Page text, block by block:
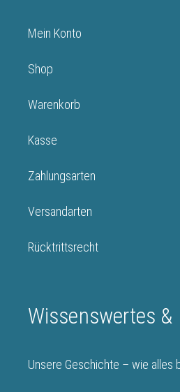
Mein Konto
Shop
Warenkorb
Kasse
Zahlungsarten
Versandarten
Rücktrittsrecht
Wissenswertes &
Unsere Geschichte – wie alles